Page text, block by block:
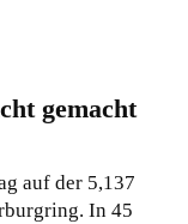
gemacht
auf der 5,137
In 45